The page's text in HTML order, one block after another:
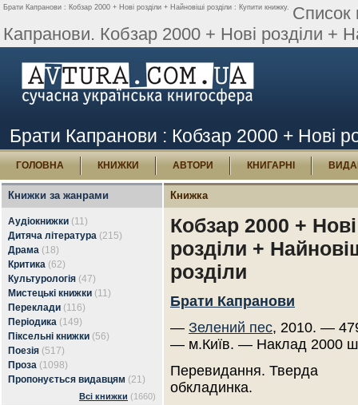
Брати Капранови : Кобзар 2000 + Нові розділи + Найновіші розділи : Купити книжку. Список
Капранови. Кобзар 2000 + Нові розділи +
Брати Капранови : Кобзар 2000 + Нові
ГОЛОВНА КНИЖКИ АВТОРИ КНИГАРНІ
Книжки за жанрами
Аудіокнижки (11)
Дитяча література (215)
Драма (18)
Критика (62)
Культурологія (47)
Мистецькі книжки (11)
Переклади (116)
Періодика (149)
Піксельні книжки (56)
Поезія (517)
Проза (1098)
Пропонується видавцям (21)
Всі книжки (1660)
Книжка
Кобзар 2000 + Нові
розділи +
розділи
Брати Капранови
— Зелений пес, 2010. —
— м.Київ. — Наклад 2000
Перевидання. Тверда
обкладинка.